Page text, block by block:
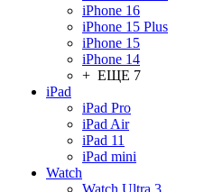
iPhone 16
iPhone 15 Plus
iPhone 15
iPhone 14
+ ЕЩЕ 7
iPad
iPad Pro
iPad Air
iPad 11
iPad mini
Watch
Watch Ultra 3